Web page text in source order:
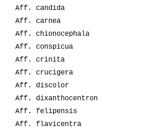
Aff. candida
Aff. carnea
Aff. chionocephala
Aff. conspicua
Aff. crinita
Aff. crucigera
Aff. discolor
Aff. dixanthocentron
Aff. felipensis
Aff. flavicentra